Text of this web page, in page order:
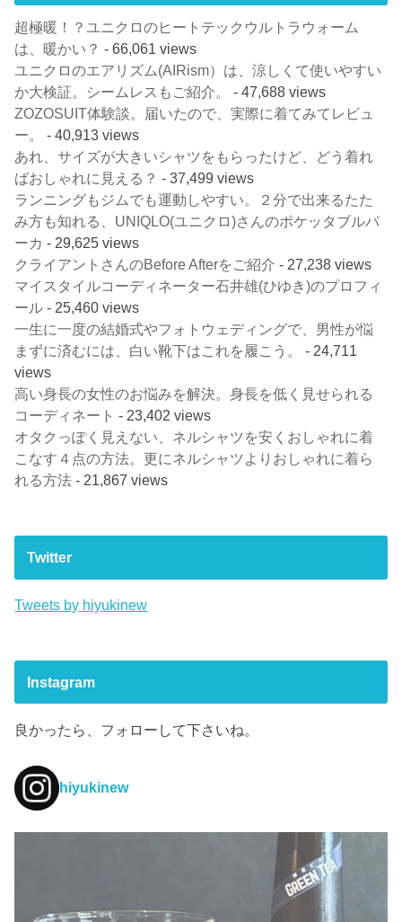
超極暖！？ユニクロのヒートテックウルトラウォーム
は、暖かい？ - 66,061 views
ユニクロのエアリズム(AIRism）は、涼しくて使いやすい
か大検証。シームレスもご紹介。
- 47,688 views
ZOZOSUIT体験談。届いたので、実際に着てみてレビュ
ー。
- 40,913 views
あれ、サイズが大きいシャツをもらったけど、どう着れ
ばおしゃれに見える？ - 37,499 views
ランニングもジムでも運動しやすい。２分で出来るたた
み方も知れる、UNIQLO(ユニクロ)さんのポケッタブルパ
ーカ - 29,625 views
クライアントさんのBefore Afterをご紹介 - 27,238 views
マイスタイルコーディネーター石井雄(ひゆき)のプロフィ
ール - 25,460 views
一生に一度の結婚式やフォトウェディングで、男性が悩
まずに済むには、白い靴下はこれを履こう。
- 24,711
views
高い身長の女性のお悩みを解決。身長を低く見せられる
コーディネート - 23,402 views
オタクっぽく見えない、ネルシャツを安くおしゃれに着
こなす４点の方法。更にネルシャツよりおしゃれに着ら
れる方法 - 21,867 views
Twitter
Tweets by hiyukinew
Instagram
良かったら、フォローして下さいね。
hiyukinew